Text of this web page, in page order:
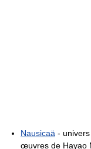
Nausicaä -
œuvres de Hayao